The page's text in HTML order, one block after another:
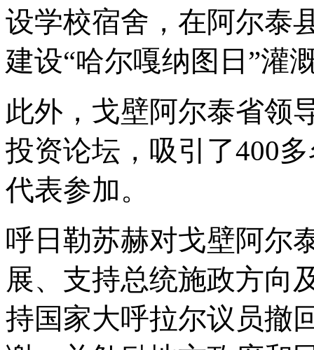
设学校宿舍，在阿尔泰
建设“哈尔嘎纳图日”灌
此外，戈壁阿尔泰省领
投资论坛，吸引了400
代表参加。
呼日勒苏赫对戈壁阿尔
展、支持总统施政方向
持国家大呼拉尔议员撤